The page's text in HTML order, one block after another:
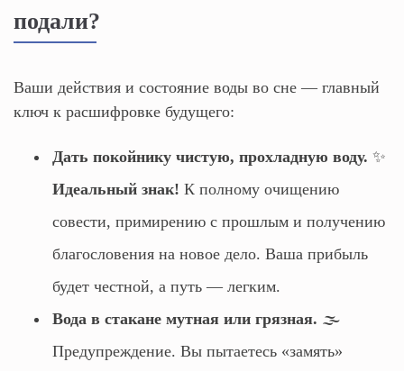
подали?
Ваши действия и состояние воды во сне — главный
ключ к расшифровке будущего:
Дать покойнику чистую, прохладную воду. ✨
Идеальный знак! К полному очищению
совести, примирению с прошлым и получению
благословения на новое дело. Ваша прибыль
будет честной, а путь — легким.
Вода в стакане мутная или грязная. 🌫️
Предупреждение. Вы пытаетесь «замять»